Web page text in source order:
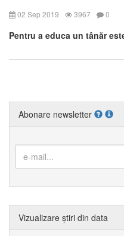
02 Sep 2019 3967 0
Pentru a educa un tânăr
Abonare newsletter
Vizualizare știri din data